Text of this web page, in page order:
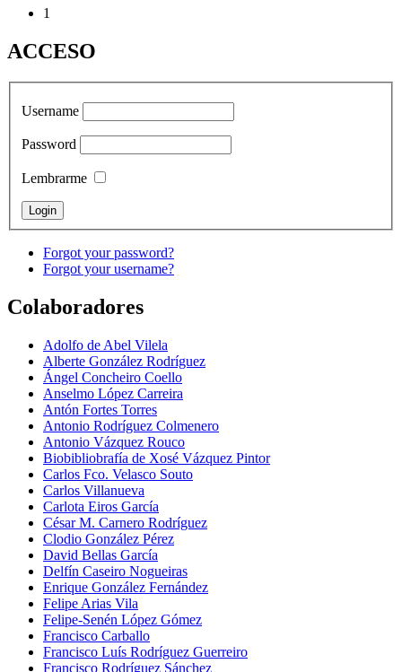
1
ACCESO
Username
Password
Lembrarme
Forgot your password?
Forgot your username?
Colaboradores
Adolfo de Abel Vilela
Alberte González Rodríguez
Ángel Concheiro Coello
Anselmo López Carreira
Antón Fortes Torres
Antonio Rodríguez Colmenero
Antonio Vázquez Rouco
Biobibliobrafía de Xosé Vázquez Pintor
Carlos Fco. Velasco Souto
Carlos Villanueva
Carlota Eiros García
César M. Carnero Rodríguez
Clodio González Pérez
David Bellas García
Delfín Caseiro Nogueiras
Enrique González Fernández
Felipe Arias Vila
Felipe-Senén López Gómez
Francisco Carballo
Francisco Luís Rodríguez Guerreiro
Francisco Rodríguez Sánchez